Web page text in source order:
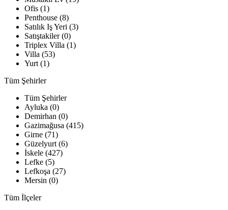
Ofis (1)
Penthouse (8)
Satılık Iş Yeri (3)
Satıştakiler (0)
Triplex Villa (1)
Villa (53)
Yurt (1)
Tüm Şehirler
Tüm Şehirler
Ayluka (0)
Demirhan (0)
Gazimağusa (415)
Girne (71)
Güzelyurt (6)
İskele (427)
Lefke (5)
Lefkoşa (27)
Mersin (0)
Tüm İlçeler